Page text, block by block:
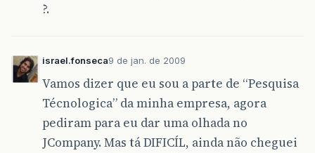
?.
israel.fonseca9 de jan. de 2009
Vamos dizer que eu sou a parte de “Pesquisa
Técnologica” da minha empresa, agora
pediram para eu dar uma olhada no
JCompany. Mas tá DIFICÍL, ainda não cheguei